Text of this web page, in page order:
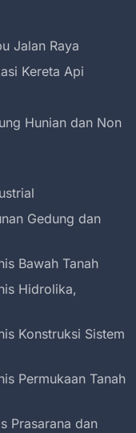
Jalan Raya
Kereta Api
Hunian dan Non
Gedung dan
Bawah Tanah
Hidrolika,
Konstruksi Sistem
Permukaan Tanah
Prasarana dan